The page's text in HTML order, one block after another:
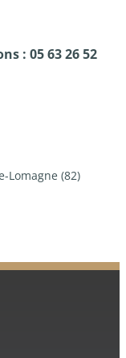
: 05 63 26 52
Lomagne (82)